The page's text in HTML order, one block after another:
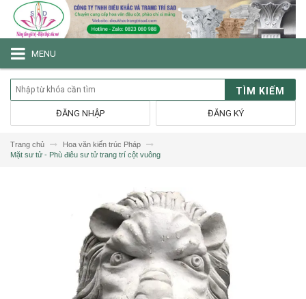
MENU
TÌM KIẾM
ĐĂNG KÝ
ĐĂNG NHẬP
Trang chủ
Hoa văn kiến trúc Pháp
Mặt sư tử - Phù điêu sư tử trang trí cột vuông